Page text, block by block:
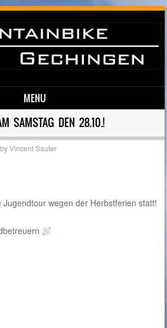
MENU
SAMSTAG DEN 28.10.!
byVincent Sauter
wegen der Herbstferien statt!